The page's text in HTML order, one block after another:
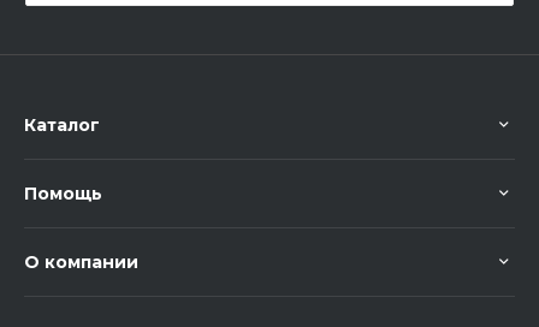
Каталог
Помощь
О компании